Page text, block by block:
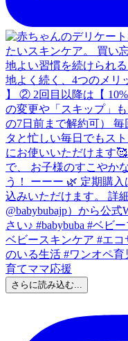
さらに読み込む...